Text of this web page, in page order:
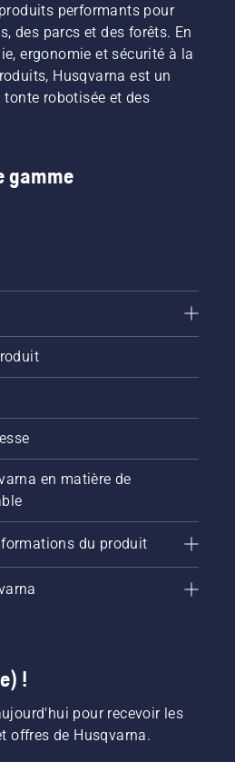
performants pour
des parcs et des forêts. En
ergonomie et sécurité à la
Husqvarna est un
robotisée et des
gamme
en matière de
du produit
!
pour recevoir les
offres de Husqvarna.